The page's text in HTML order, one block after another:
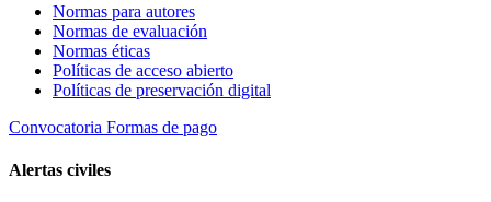
Normas para autores
Normas de evaluación
Normas éticas
Políticas de acceso abierto
Políticas de preservación digital
Convocatoria Formas de pago
Alertas civiles